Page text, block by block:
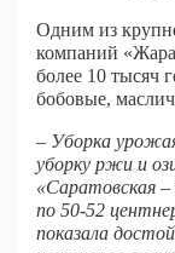
Одним из
компаний
более 10 тысяч
бобовые,
– Уборка
уборку ржи и
«Саратовская
по 50-52
показала